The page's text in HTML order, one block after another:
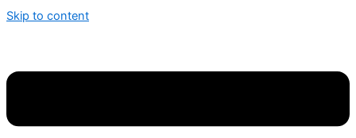
Skip to content